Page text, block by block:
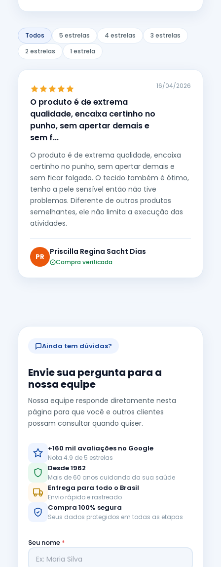
Todos 5 estrelas 4 estrelas
3 estrelas
2 estrelas
1 estrela
O produto é de extrema
qualidade, encaixa certinho no
punho, sem apertar demais e
sem f...
16/04/2026
O produto é de extrema qualidade, encaixa
certinho no punho, sem apertar demais e
sem ficar folgado. O tecido também é ótimo,
tenho a pele sensível então não tive
problemas. Diferente de outros produtos
semelhantes, ele não limita a execução das
atividades.
PR
Priscilla Regina Sacht Dias
Compra verificada
Ainda tem dúvidas?
Envie sua pergunta para a
nossa equipe
Nossa equipe responde diretamente nesta
página para que você e outros clientes
possam consultar quando quiser.
+160 mil avaliações no Google
Nota 4.9 de 5 estrelas
Desde 1962
Mais de 60 anos cuidando da sua saúde
Entrega para todo o Brasil
Envio rápido e rastreado
Compra 100% segura
Seus dados protegidos em todas as etapas
Seu nome *